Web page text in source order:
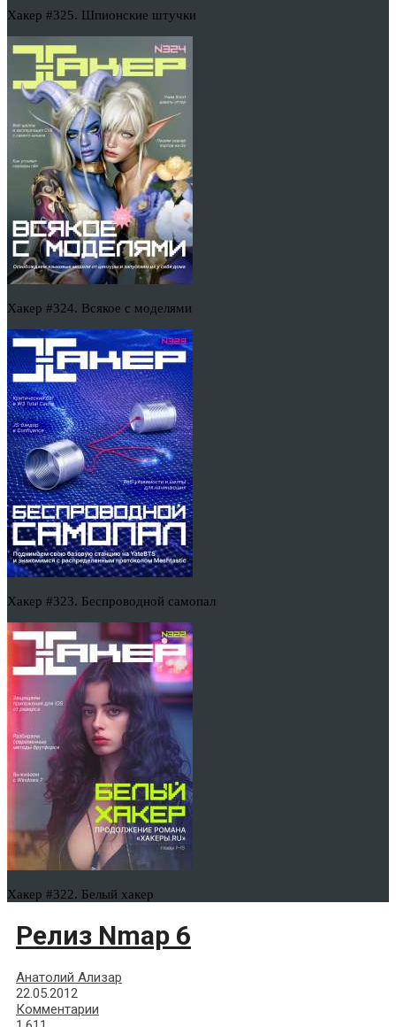
Хакер #325. Шпионские штучки
Хакер #324. Всякое с моделями
Хакер #323. Беспроводной самопал
Хакер #322. Белый хакер
Релиз Nmap 6
Анатолий Ализар
22.05.2012
Комментарии